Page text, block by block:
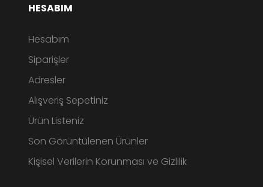
HESABIM
Hesabım
Siparişler
Adresler
Alışveriş Sepetiniz
Ürün Listeniz
Son Görüntülenen Ürünler
Kişisel Verilerin Korunması ve Gizlilik